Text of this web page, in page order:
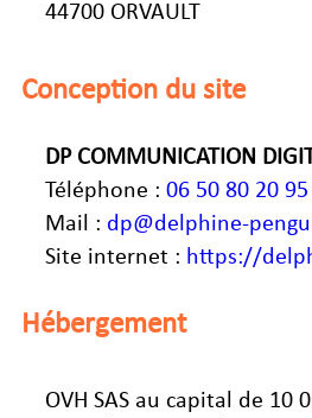
44700 ORVAULT
Conception du site
DP COMMUNICATION
Téléphone : 06 50 80 20 95
Mail : dp@delphine-
Site internet : https://
Hébergement
OVH SAS au capital de 10